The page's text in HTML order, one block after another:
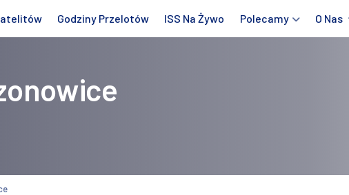
Godziny Przelotów ISS Na Żywo Polecamy O Nas